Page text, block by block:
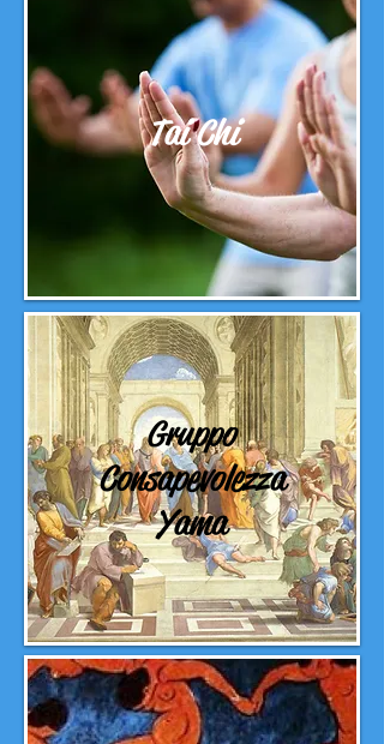
Tai Chi
Gruppo
Consapevolezza
Yama